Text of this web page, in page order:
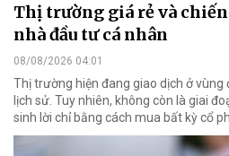
Thị trường giá rẻ và
nhà đầu tư cá nhân
08/08/2026 04:01
Thị trường hiện đang giao dịch ở vùng
lịch sử. Tuy nhiên, không còn là giai
sinh lời chỉ bằng cách mua bất kỳ cổ